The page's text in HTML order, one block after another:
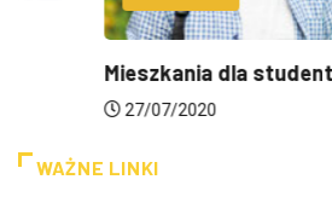
Mieszkania dla studentów –
27/07/2020
WAŻNE LINKI